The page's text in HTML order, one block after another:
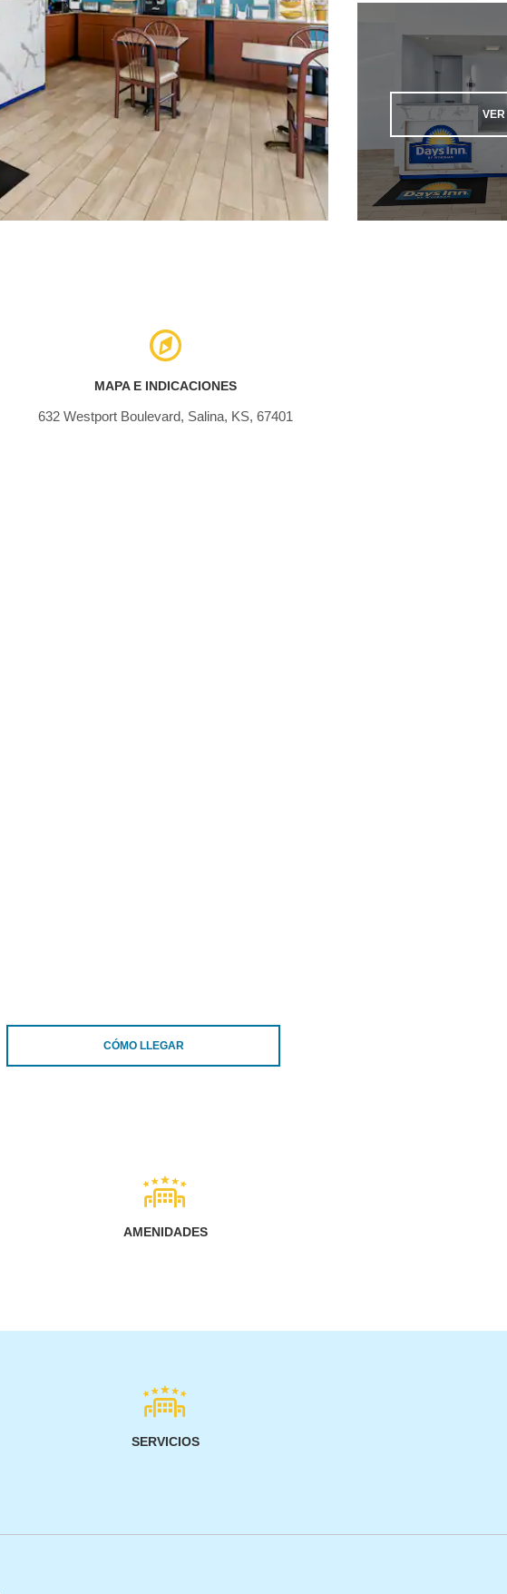
VER
MAPA E INDICACIONES
632 Westport Boulevard, Salina, KS, 67401
CÓMO LLEGAR
AMENIDADES
SERVICIOS